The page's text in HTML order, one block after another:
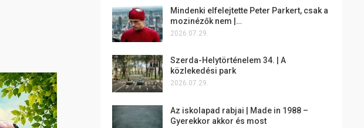
Mindenki elfelejtette Peter Parkert, csak a
mozinézők nem |…
2026.07.29.
Szerda-Helytörténelem 34. | A
közlekedési park
2026.07.29.
Az iskolapad rabjai | Made in 1988 –
Gyerekkor akkor és most